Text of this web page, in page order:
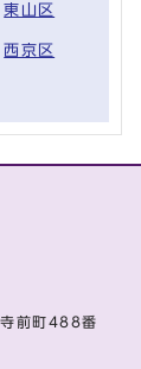
東山区
西京区
前町488番